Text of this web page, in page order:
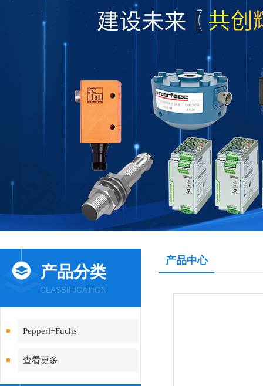
产品分类
CLASSIFICATION
Pepperl+Fuchs
查看更多
产品中心